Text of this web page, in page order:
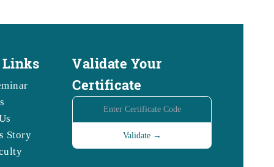
Story
Validate Your
Certificate